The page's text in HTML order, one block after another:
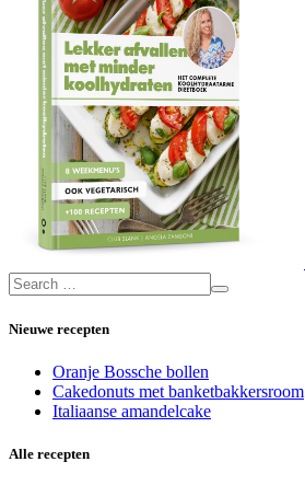
Nieuwe recepten
Oranje Bossche bollen
Cakedonuts met banketbakkersroom
Italiaanse amandelcake
Alle recepten